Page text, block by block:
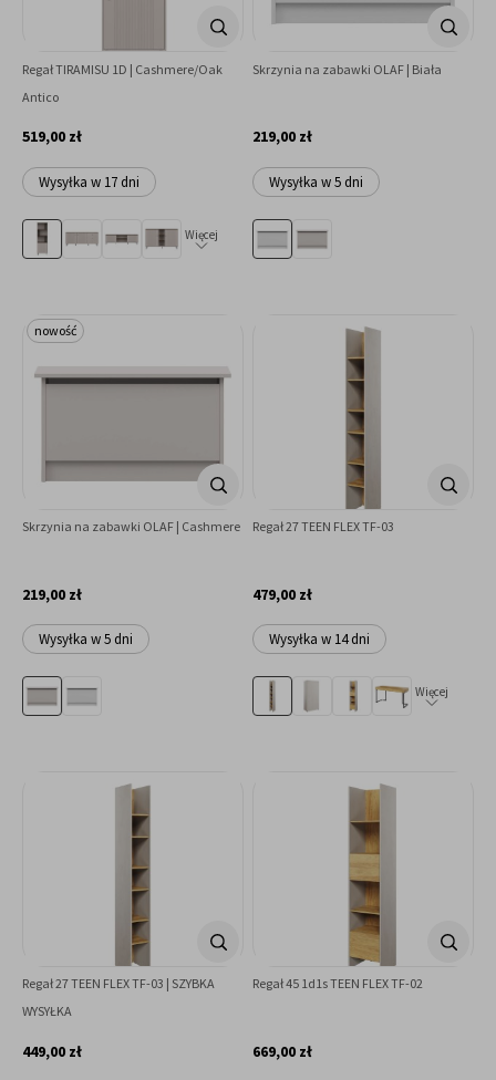
Regał TIRAMISU 1D | Cashmere/Oak
Antico
519,00 zł
Wysyłka w 17 dni
Więcej
Skrzynia na zabawki OLAF | Biała
219,00 zł
Wysyłka w 5 dni
Skrzynia na zabawki OLAF | Cashmere
219,00 zł
Wysyłka w 5 dni
nowość
Regał 27 TEEN FLEX TF-03
479,00 zł
Wysyłka w 14 dni
Więcej
Regał 27 TEEN FLEX TF-03 | SZYBKA
WYSYŁKA
449,00 zł
Regał 45 1d1s TEEN FLEX TF-02
669,00 zł